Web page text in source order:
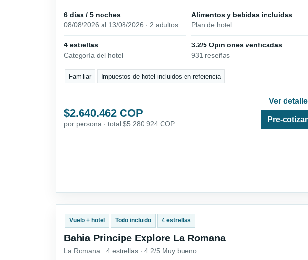
6 días / 5 noches
08/08/2026 al 13/08/2026 · 2 adultos
Alimentos y bebidas incluidas
Plan de hotel
4 estrellas
Categoría del hotel
3.2/5 Opiniones verificadas
931 reseñas
Familiar Impuestos de hotel incluidos en referencia
$2.640.462 COP
por persona · total $5.280.924 COP
Ver detalle
Pre-cotizar
Vuelo + hotel Todo incluido 4 estrellas
Bahia Principe Explore La Romana
La Romana · 4 estrellas · 4.2/5 Muy bueno